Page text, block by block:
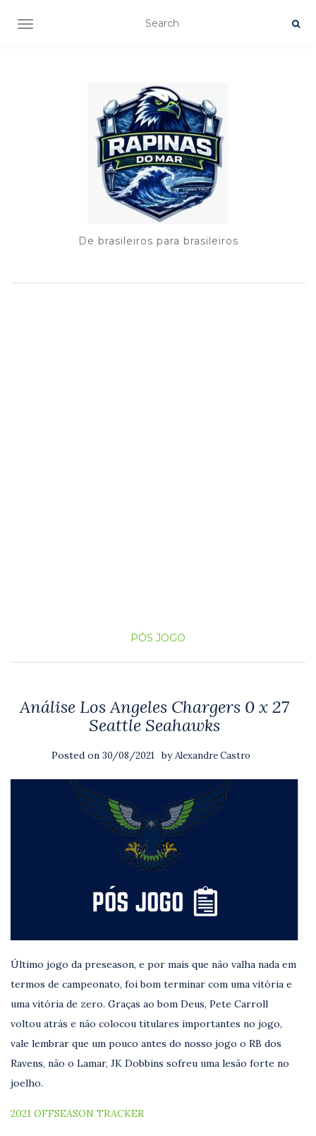
TOGGLE NAVIGATION
De brasileiros para brasileiros
PÓS JOGO
Análise Los Angeles Chargers 0 x 27
Seattle Seahawks
Posted on 30/08/2021 byAlexandre Castro
Último jogo da preseason, e por mais que não valha nada em
termos de campeonato, foi bom terminar com uma vitória e
uma vitória de zero. Graças ao bom Deus, Pete Carroll
voltou atrás e não colocou titulares importantes no jogo,
vale lembrar que um pouco antes do nosso jogo o RB dos
Ravens, não o Lamar, JK Dobbins sofreu uma lesão forte no
joelho.
2021 OFFSEASON TRACKER